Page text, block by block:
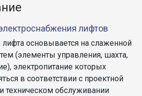
лифтов
основывается на слаженной
(элементы управления, шахта,
электропитание которых
в соответствии с проектной
техническом обслуживании